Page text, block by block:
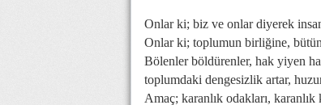
Onlar ki; biz ve onlar diyerek
Onlar ki; toplumun birliğine,
Bölenler böldürenler, hak yiyen
toplumdaki dengesizlik artar,
Amaç; karanlık odakları,